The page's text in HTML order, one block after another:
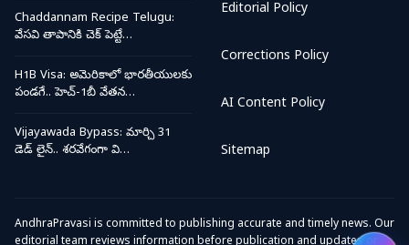
Chaddannam Recipe Telugu:
వేసవి తాపానికి చెక్ పెట్టే…
H1B Visa: అమెరికాలో భారతీయులకు
పండగే.. హెచ్-1బీ వేతన…
Vijayawada Bypass: మార్చి 31
డెడ్ లైన్.. శరవేగంగా వి…
Editorial Policy
Corrections Policy
AI Content Policy
Sitemap
AndhraPravasi is committed to publishing accurate and timely news. Our